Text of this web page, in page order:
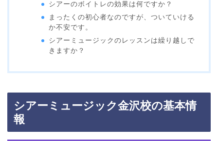
シアーのボイトレの効果は何ですか？
まったくの初心者なのですが、ついていける
か不安です。
シアーミュージックのレッスンは繰り越しで
きますか？
シアーミュージック金沢校の基本情
報